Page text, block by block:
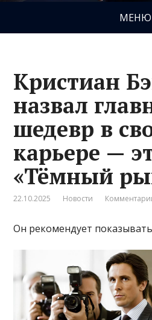
МЕНЮ
Кристиан
назвал
шедевр в
карьере —
«Тёмный
22.10.2025 Новости
Он рекомендует